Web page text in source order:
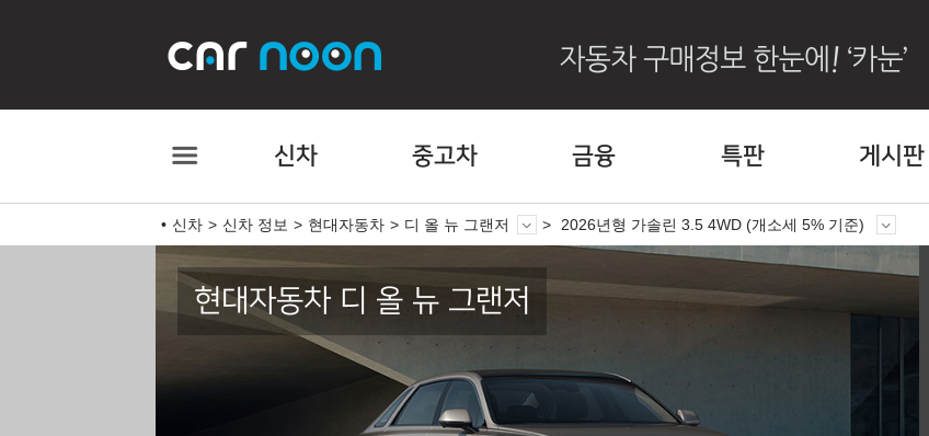
신차 중고차 금융 특판 게시판
신차 신차 정보 현대자동차 디 올 뉴 그랜저 2026년형 가솔린 3.5 4WD (개소세 5% 기준)
현대자동차 디 올 뉴 그랜저